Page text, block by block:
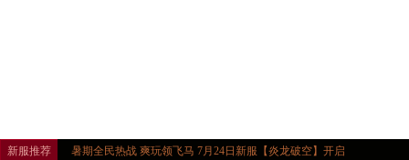
新服推荐 暑期全民热战 爽玩领飞马 7月24日新服【炎龙破空】开启